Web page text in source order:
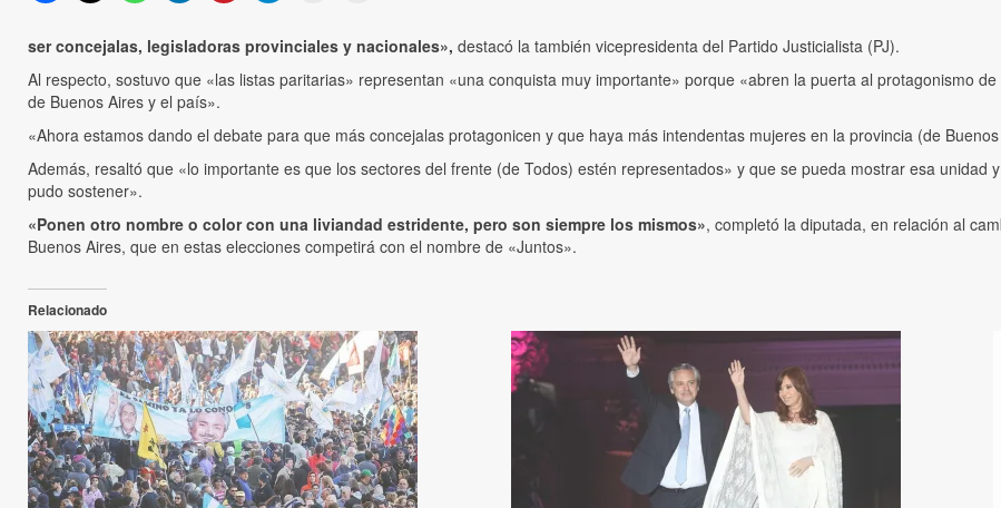
ser concejalas, legisladoras provinciales y nacionales», destacó la también vicepresidenta del Partido Justicialista (PJ).
Al respecto, sostuvo que «las listas paritarias» representan «una conquista muy importante» porque «abren la puerta al protagonismo
de Buenos Aires y el país».
«Ahora estamos dando el debate para que más concejalas protagonicen y que haya más intendentas mujeres en la provincia (de
Además, resaltó que «lo importante es que los sectores del frente (de Todos) estén representados» y que se pueda mostrar esa
pudo sostener».
«Ponen otro nombre o color con una liviandad estridente, pero son siempre los mismos», completó la diputada, en relación al
Buenos Aires, que en estas elecciones competirá con el nombre de «Juntos».
Relacionado